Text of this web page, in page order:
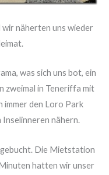
wir näherten uns wieder
was sich uns bot, ein
zweimal in Teneriffa mit
immer den Loro Park
Inselinneren nähern.
Die Mietstation
hatten wir unser